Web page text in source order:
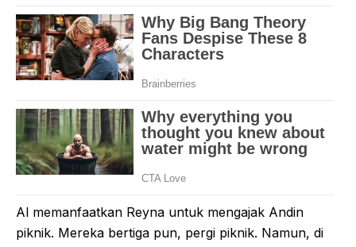
Al memanfaatkan Reyna untuk mengajak Andin
piknik. Mereka bertiga pun, pergi piknik. Namun, di